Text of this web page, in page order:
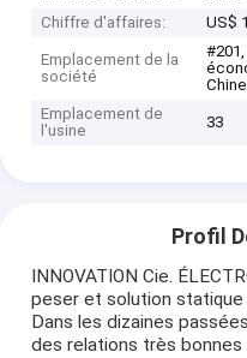
Chiffre d'affaires:
US$
Emplacement de la
société
Chine
Emplacement de
l'usine
33
Profil
INNOVATION Cie.
peser et solution statique
Dans les dizaines
des relations très bonnes